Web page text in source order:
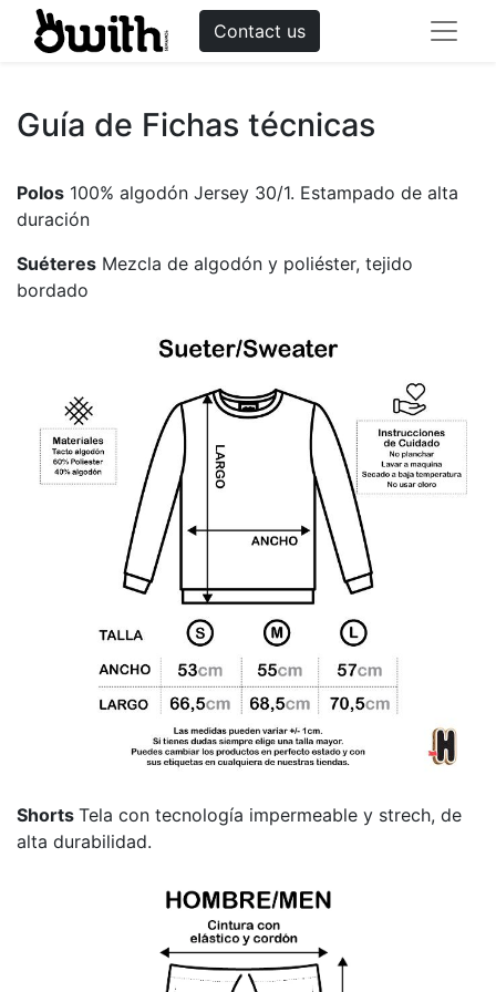
Contact us
Guía de Fichas técnicas
Polos 100% algodón Jersey 30/1. Estampado de alta
duración
Suéteres Mezcla de algodón y poliéster, tejido
bordado
Shorts Tela con tecnología impermeable y strech, de
alta durabilidad.